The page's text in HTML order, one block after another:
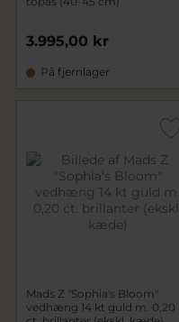
3.995,00 kr
På fjernlager
Mads Z "Sophia's Bloom"
vedhæng 14 kt guld m. 0,20